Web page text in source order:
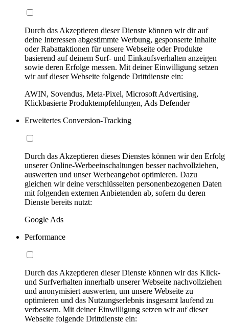
Durch das Akzeptieren dieser Dienste können wir dir auf
deine Interessen abgestimmte Werbung, gesponserte Inhalte
oder Rabattaktionen für unsere Webseite oder Produkte
basierend auf deinem Surf- und Einkaufsverhalten anzeigen
sowie deren Erfolge messen. Mit deiner Einwilligung setzen
wir auf dieser Webseite folgende Drittdienste ein:
AWIN, Sovendus, Meta-Pixel, Microsoft Advertising,
Klickbasierte Produktempfehlungen, Ads Defender
Erweitertes Conversion-Tracking
Durch das Akzeptieren dieses Dienstes können wir den Erfolg
unserer Online-Werbeeinschaltungen besser nachvollziehen,
auswerten und unser Werbeangebot optimieren. Dazu
gleichen wir deine verschlüsselten personenbezogenen Daten
mit folgenden externen Anbietenden ab, sofern du deren
Dienste bereits nutzt:
Google Ads
Performance
Durch das Akzeptieren dieser Dienste können wir das Klick-
und Surfverhalten innerhalb unserer Webseite nachvollziehen
und anonymisiert auswerten, um unsere Webseite zu
optimieren und das Nutzungserlebnis insgesamt laufend zu
verbessern. Mit deiner Einwilligung setzen wir auf dieser
Webseite folgende Drittdienste ein: